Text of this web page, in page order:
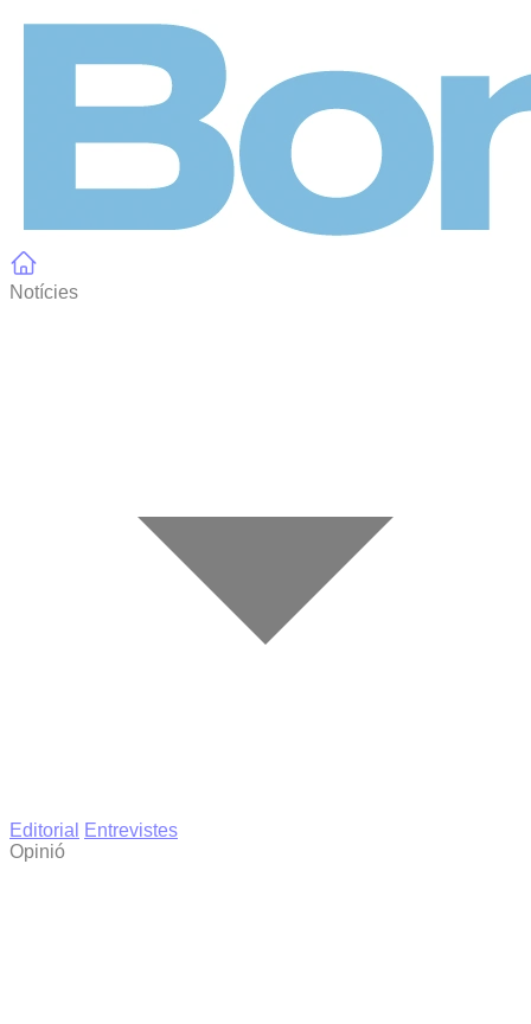
Notícies
Editorial
Entrevistes
Opinió